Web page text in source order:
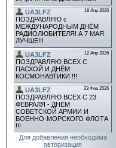
Для добавления необходима
авторизация